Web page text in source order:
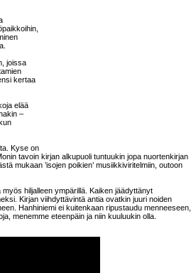
joissa
kertaa
elää
–
Kyse on
tavoin kirjan alkupuoli tuntuukin jopa nuortenkirjan
mukaan ’isojen poikien’ musiikkiviritelmiin, outoon
hiljalleen ympärillä. Kaiken jäädyttänyt
Kirjan viihdyttävintä antia ovatkin juuri noiden
Hanhiniemi ei kuitenkaan ripustaudu menneeseen,
menemme eteenpäin ja niin kuuluukin olla.